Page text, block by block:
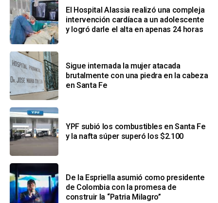
El Hospital Alassia realizó una compleja
intervención cardíaca a un adolescente
y logró darle el alta en apenas 24 horas
Sigue internada la mujer atacada
brutalmente con una piedra en la cabeza
en Santa Fe
YPF subió los combustibles en Santa Fe
y la nafta súper superó los $2.100
De la Espriella asumió como presidente
de Colombia con la promesa de
construir la “Patria Milagro”